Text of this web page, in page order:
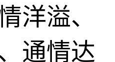
洋溢、
通情达